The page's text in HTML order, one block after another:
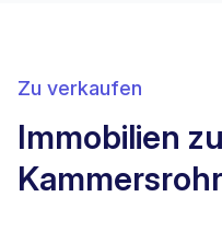
Zu verkaufen
Immobilien
Kammersrohr